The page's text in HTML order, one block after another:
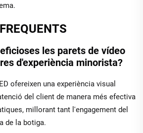
les parets de vídeo
d'experiència minorista?
ofereixen una experiència visual
del client de manera més efectiva
millorant tant l'engagement del
de la botiga.